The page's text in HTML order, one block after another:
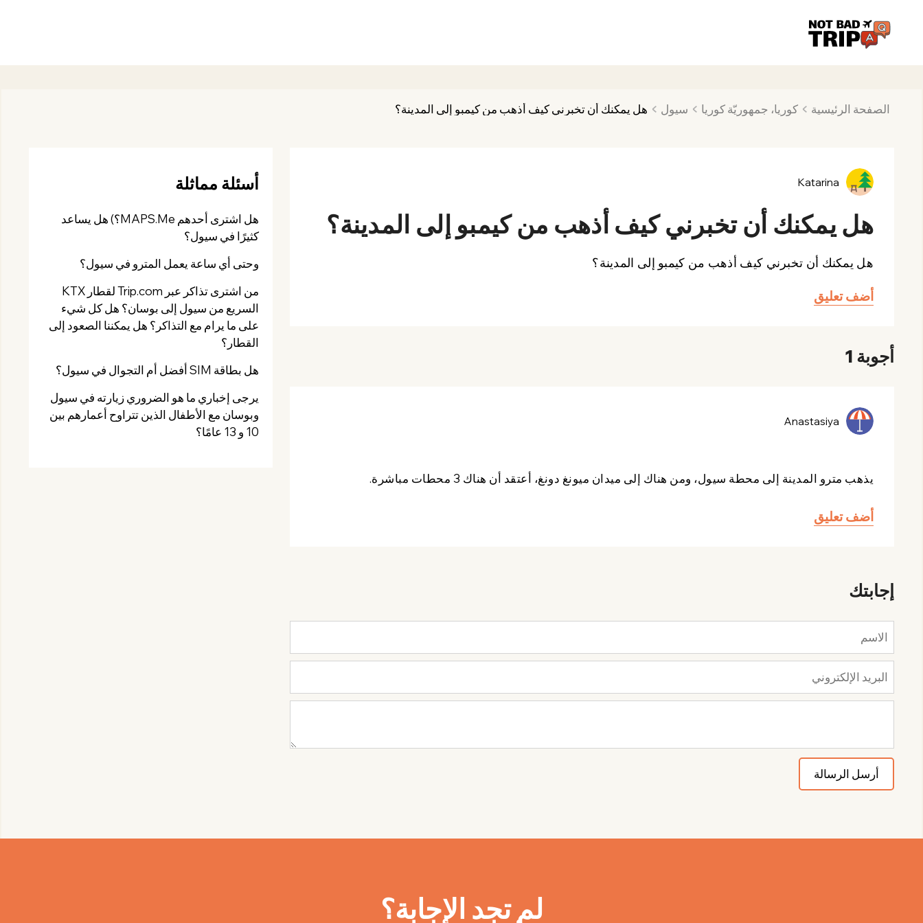
الصفحة الرئيسية كوريا، جمهوريّة كوريا سيول هل يمكنك أن تخبرني كيف أذهب من كيمبو إلى المدينة؟
Katarina
هل يمكنك أن تخبرني كيف أذهب من كيمبو إلى المدينة؟
هل يمكنك أن تخبرني كيف أذهب من كيمبو إلى المدينة؟
أضف تعليق
أجوبة 1
Anastasiya
يذهب مترو المدينة إلى محطة سيول، ومن هناك إلى ميدان ميونغ دونغ، أعتقد أن هناك 3 محطات مباشرة.
أضف تعليق
إجابتك
أسئلة مماثلة
هل اشترى أحدهم MAPS.Me؟) هل يساعد
كثيرًا في سيول؟
وحتى أي ساعة يعمل المترو في سيول؟
من اشترى تذاكر عبر Trip.com لقطار KTX
السريع من سيول إلى بوسان؟ هل كل شيء
على ما يرام مع التذاكر؟ هل يمكننا الصعود إلى
القطار؟
هل بطاقة SIM أفضل أم التجوال في سيول؟
يرجى إخباري ما هو الضروري زيارته في سيول
وبوسان مع الأطفال الذين تتراوح أعمارهم بين
10 و 13 عامًا؟
لم تجد الإجابة؟